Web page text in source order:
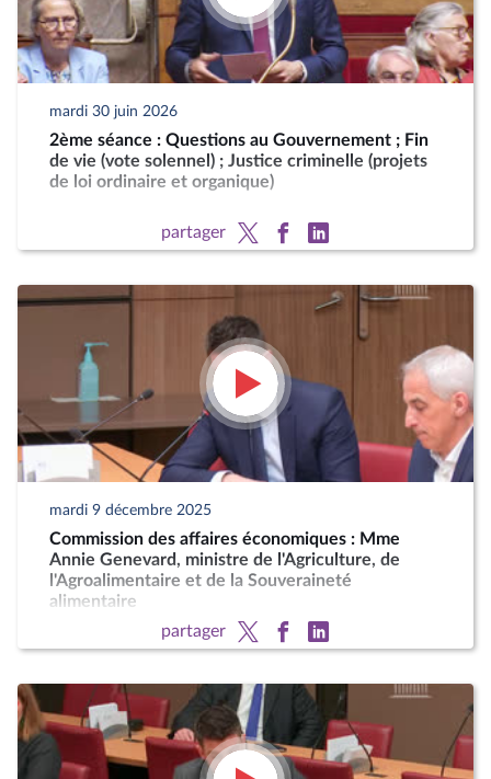
mardi 30 juin 2026
2ème séance : Questions au Gouvernement ; Fin
de vie (vote solennel) ; Justice criminelle (projets
de loi ordinaire et organique)
partager
mardi 9 décembre 2025
Commission des affaires économiques : Mme
Annie Genevard, ministre de l'Agriculture, de
l'Agroalimentaire et de la Souveraineté
alimentaire
partager